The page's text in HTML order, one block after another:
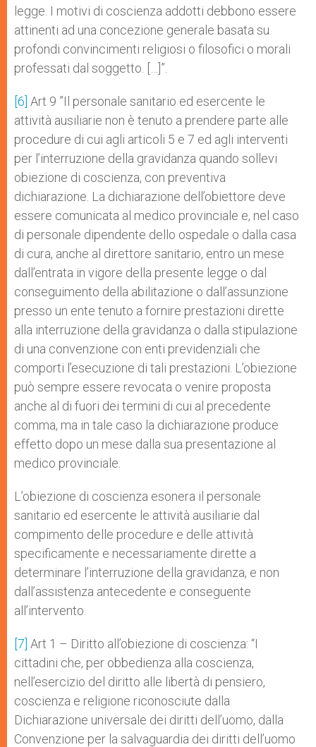
legge. I motivi di coscienza addotti debbono essere
attinenti ad una concezione generale basata su
profondi convincimenti religiosi o filosofici o morali
professati dal soggetto. […]”.
[6] Art 9 ”Il personale sanitario ed esercente le
attività ausiliarie non è tenuto a prendere parte alle
procedure di cui agli articoli 5 e 7 ed agli interventi
per l’interruzione della gravidanza quando sollevi
obiezione di coscienza, con preventiva
dichiarazione. La dichiarazione dell’obiettore deve
essere comunicata al medico provinciale e, nel caso
di personale dipendente dello ospedale o dalla casa
di cura, anche al direttore sanitario, entro un mese
dall’entrata in vigore della presente legge o dal
conseguimento della abilitazione o dall’assunzione
presso un ente tenuto a fornire prestazioni dirette
alla interruzione della gravidanza o dalla stipulazione
di una convenzione con enti previdenziali che
comporti l’esecuzione di tali prestazioni. L’obiezione
può sempre essere revocata o venire proposta
anche al di fuori dei termini di cui al precedente
comma, ma in tale caso la dichiarazione produce
effetto dopo un mese dalla sua presentazione al
medico provinciale.
L’obiezione di coscienza esonera il personale
sanitario ed esercente le attività ausiliarie dal
compimento delle procedure e delle attività
specificamente e necessariamente dirette a
determinare l’interruzione della gravidanza, e non
dall’assistenza antecedente e conseguente
all’intervento.
[7] Art 1 – Diritto all’obiezione di coscienza: “I
cittadini che, per obbedienza alla coscienza,
nell’esercizio del diritto alle libertà di pensiero,
coscienza e religione riconosciute dalla
Dichiarazione universale dei diritti dell’uomo, dalla
Convenzione per la salvaguardia dei diritti dell’uomo